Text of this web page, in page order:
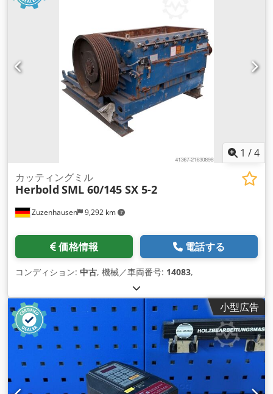
1 /4
Zuzenhausen 9,292 km
カッティングミル
Herbold SML 60/145 SX 5-2
価格情報 電話する
コンディション: 中古, 機械／車両番号: 14083,
小型広告